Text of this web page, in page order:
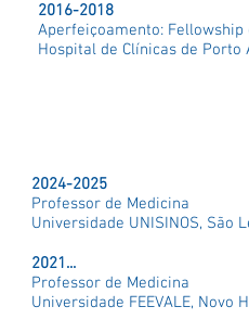
2016-2018
Aperfeiçoamento: Fellowship
Hospital de Clínicas de Porto
2024-2025
Professor de Medicina
Universidade UNISINOS, São
2021...
Professor de Medicina
Universidade FEEVALE, Novo